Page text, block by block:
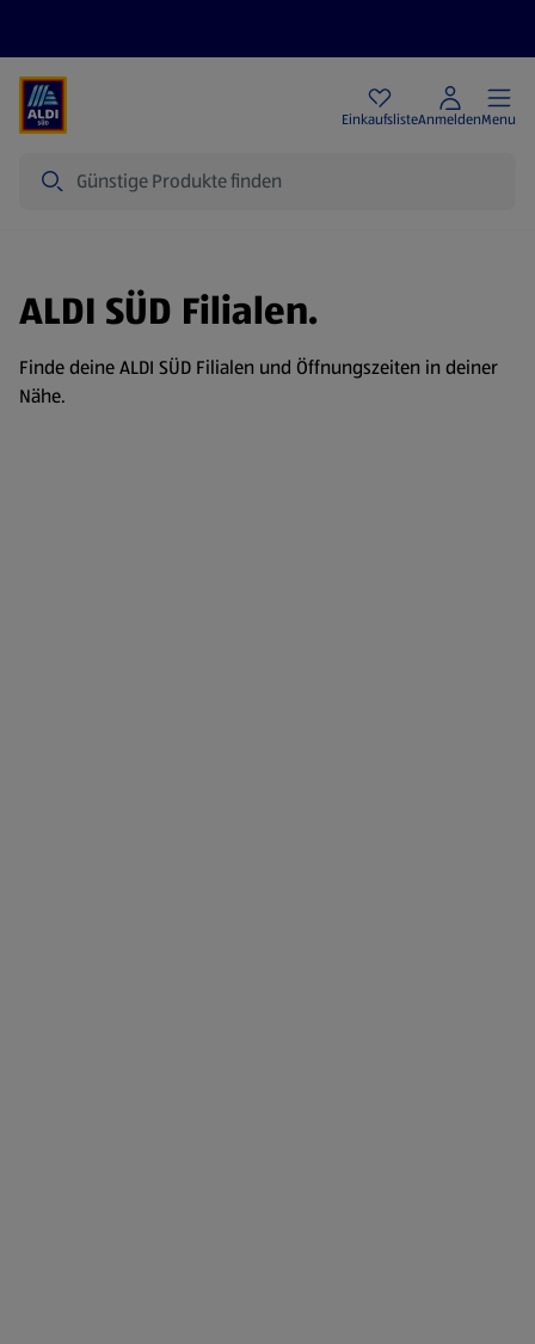
EinkaufslisteAnmeldenMenu
ALDI SÜD Filialen.
Finde deine ALDI SÜD Filialen und Öffnungszeiten in deiner
Nähe.